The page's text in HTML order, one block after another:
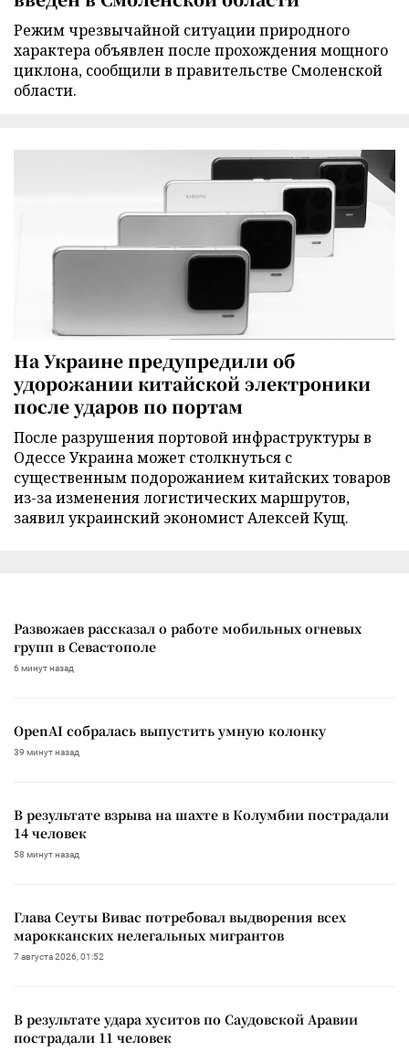
Режим чрезвычайной ситуации природного
характера объявлен после прохождения мощного
циклона, сообщили в правительстве Смоленской
области.
На Украине предупредили об
удорожании китайской электроники
после ударов по портам
После разрушения портовой инфраструктуры в
Одессе Украина может столкнуться с
существенным подорожанием китайских товаров
из-за изменения логистических маршрутов,
заявил украинский экономист Алексей Кущ.
Развожаев рассказал о работе мобильных огневых
групп в Севастополе
6 минут назад
OpenAI собралась выпустить умную колонку
39 минут назад
В результате взрыва на шахте в Колумбии пострадали
14 человек
58 минут назад
Глава Сеуты Вивас потребовал выдворения всех
марокканских нелегальных мигрантов
7 августа 2026, 01:52
В результате удара хуситов по Саудовской Аравии
пострадали 11 человек